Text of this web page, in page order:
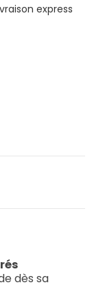
express
dès sa